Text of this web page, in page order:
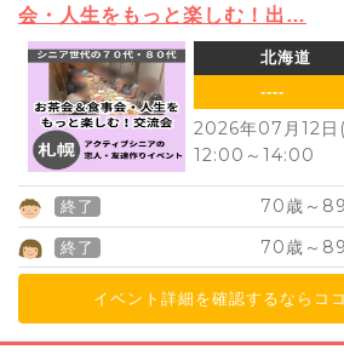
会・人生をもっと楽しむ！出…
北海道
----
2026年07月12日(
12:00 ～ 14:00
終了 70歳～ 89
終了 70歳～ 89
イベント詳細を確認するならコ